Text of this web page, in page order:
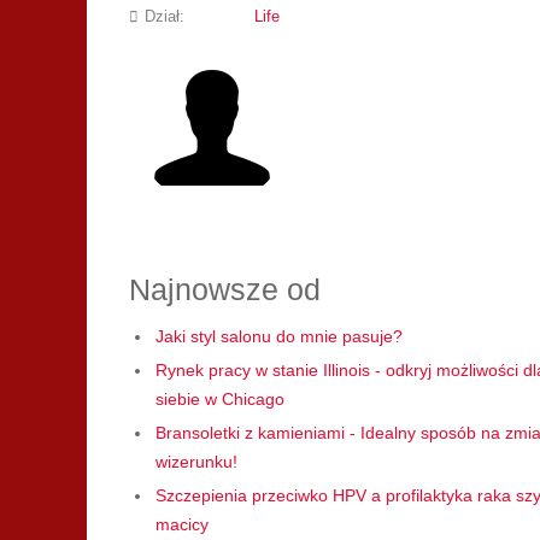
Dział: Life
Najnowsze od
Jaki styl salonu do mnie pasuje?
Rynek pracy w stanie Illinois - odkryj możliwości
siebie w Chicago
Bransoletki z kamieniami - Idealny sposób na
wizerunku!
Szczepienia przeciwko HPV a profilaktyka raka
macicy